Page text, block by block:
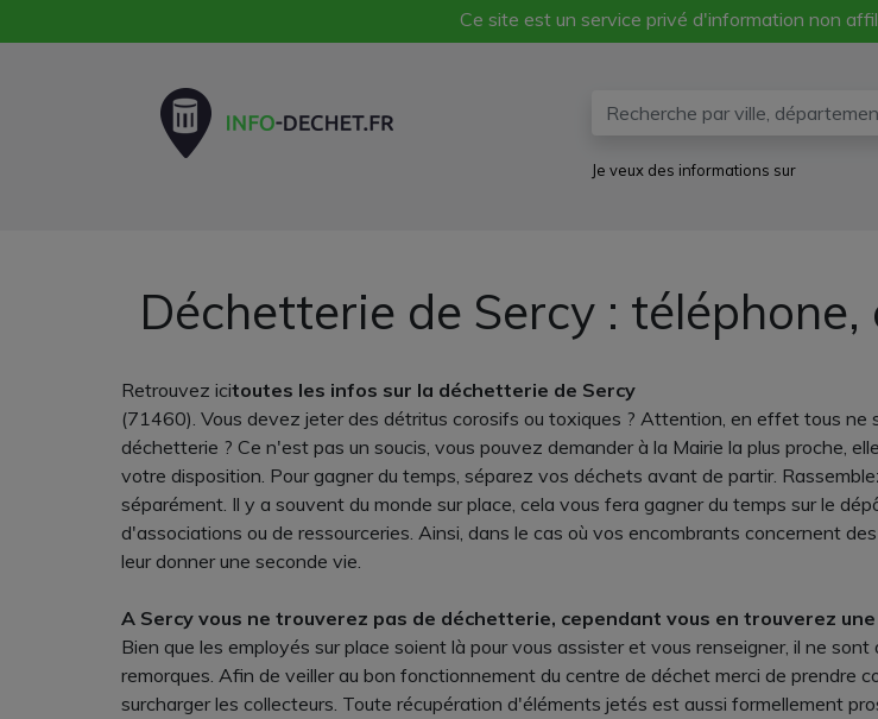
Ce site est un service privé d'information non
Je veux des informations sur
Déchetterie de Sercy :
Retrouvez icitoutes les infos sur la déchetterie de Sercy
(71460). Vous devez jeter des détritus corosifs ou toxiques ? Attention, en effet tous
déchetterie ? Ce n'est pas un soucis, vous pouvez demander à la Mairie la plus proche,
votre disposition. Pour gagner du temps, séparez vos déchets avant de partir.
séparément. Il y a souvent du monde sur place, cela vous fera gagner du temps sur le
d'associations ou de ressourceries. Ainsi, dans le cas où vos encombrants concernent
leur donner une seconde vie.
A Sercy vous ne trouverez pas de déchetterie, cependant vous en trouverez
Bien que les employés sur place soient là pour vous assister et vous renseigner, il ne
remorques. Afin de veiller au bon fonctionnement du centre de déchet merci de prendre
surcharger les collecteurs. Toute récupération d'éléments jetés est aussi formellement